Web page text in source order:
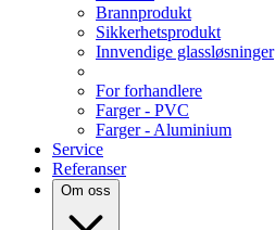
Brannprodukt
Sikkerhetsprodukt
Innvendige glassløsninger
For forhandlere
Farger - PVC
Farger - Aluminium
Service
Referanser
Om oss